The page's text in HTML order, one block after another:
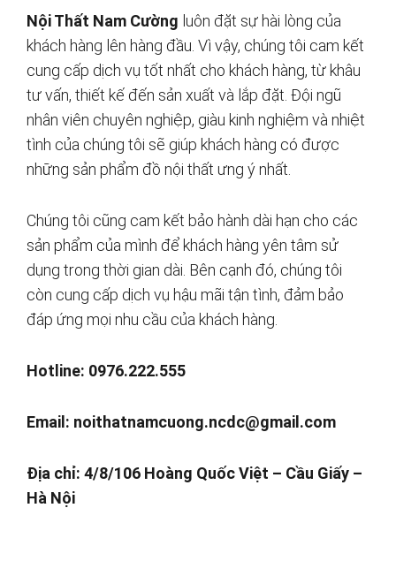
Nội Thất Nam Cường luôn đặt sự hài lòng của
khách hàng lên hàng đầu. Vì vậy, chúng tôi cam kết
cung cấp dịch vụ tốt nhất cho khách hàng, từ khâu
tư vấn, thiết kế đến sản xuất và lắp đặt. Đội ngũ
nhân viên chuyên nghiệp, giàu kinh nghiệm và nhiệt
tình của chúng tôi sẽ giúp khách hàng có được
những sản phẩm đồ nội thất ưng ý nhất.
Chúng tôi cũng cam kết bảo hành dài hạn cho các
sản phẩm của mình để khách hàng yên tâm sử
dụng trong thời gian dài. Bên cạnh đó, chúng tôi
còn cung cấp dịch vụ hậu mãi tận tình, đảm bảo
đáp ứng mọi nhu cầu của khách hàng.
Hotline: 0976.222.555
Email: noithatnamcuong.ncdc@gmail.com
Địa chỉ: 4/8/106 Hoàng Quốc Việt – Cầu Giấy –
Hà Nội